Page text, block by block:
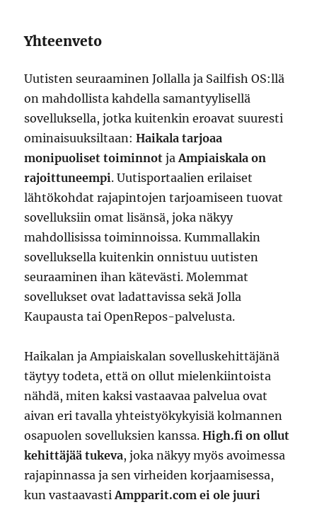
Yhteenveto
Uutisten seuraaminen Jollalla ja Sailfish OS:llä
on mahdollista kahdella samantyylisellä
sovelluksella, jotka kuitenkin eroavat suuresti
ominaisuuksiltaan:Haikala tarjoaa
monipuoliset toiminnot jaAmpiaiskala on
rajoittuneempi. Uutisportaalien erilaiset
lähtökohdat rajapintojen tarjoamiseen tuovat
sovelluksiin omat lisänsä, joka näkyy
mahdollisissa toiminnoissa. Kummallakin
sovelluksella kuitenkin onnistuu uutisten
seuraaminen ihan kätevästi. Molemmat
sovellukset ovat ladattavissa sekä Jolla
Kaupausta tai OpenRepos-palvelusta.
Haikalan ja Ampiaiskalan sovelluskehittäjänä
täytyy todeta, että on ollut mielenkiintoista
nähdä, miten kaksi vastaavaa palvelua ovat
aivan eri tavalla yhteistyökykyisiä kolmannen
osapuolen sovelluksien kanssa.High.fi on ollut
kehittäjää tukeva, joka näkyy myös avoimessa
rajapinnassa ja sen virheiden korjaamisessa,
kun vastaavastiAmpparit.com ei ole juuri